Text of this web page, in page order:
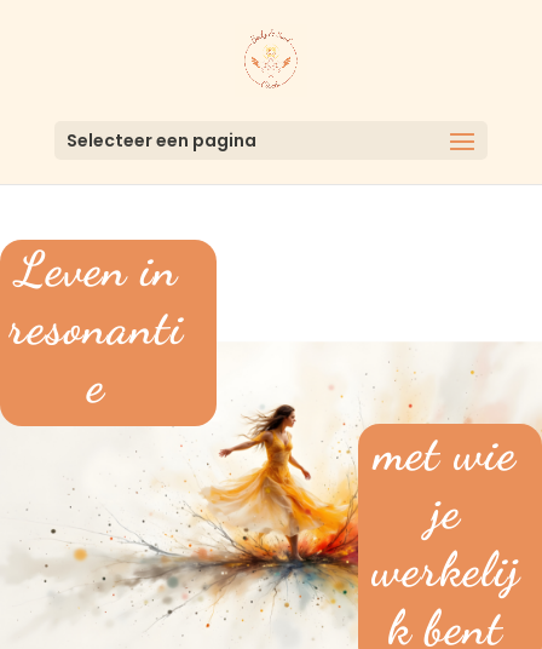
Selecteer een pagina
Leven in
resonanti
e
met wie
je
werkelij
k bent